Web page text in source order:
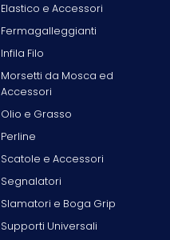
Elastico e Accessori
Fermagalleggianti
Infila Filo
Morsetti da Mosca ed
Accessori
Olio e Grasso
Perline
Scatole e Accessori
Segnalatori
Slamatori e Boga Grip
Supporti Universali